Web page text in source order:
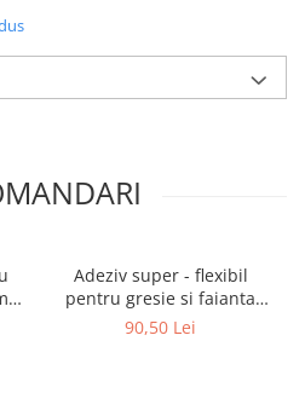
Adeziv super - flexibil
pentru gresie si faianta
Ceresit CM 17, interior /
90,50 Lei